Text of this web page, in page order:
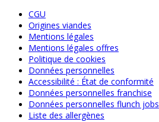
CGU
Origines viandes
Mentions légales
Mentions légales offres
Politique de cookies
Données personnelles
Accessibilité : État de conformité
Données personnelles franchise
Données personnelles flunch jobs
Liste des allergènes